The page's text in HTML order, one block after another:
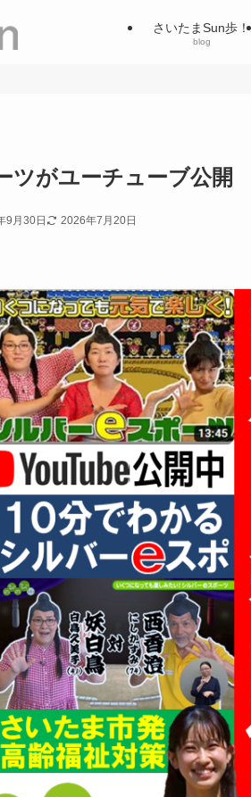
さいたまSun歩！
blog
がユーチューブ公開
9月30日 2026年7月20日